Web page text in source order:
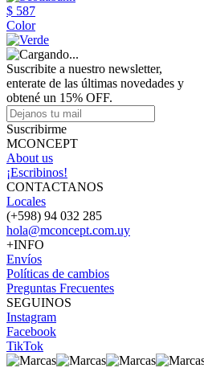
$ 587
Color
Suscribite a nuestro newsletter,
enterate de las últimas novedades y
obtené un 15% OFF.
Suscribirme
MCONCEPT
About us
¡Escribinos!
CONTACTANOS
Locales
(+598) 94 032 285
hola@mconcept.com.uy
+INFO
Envíos
Políticas de cambios
Preguntas Frecuentes
SEGUINOS
Instagram
Facebook
TikTok